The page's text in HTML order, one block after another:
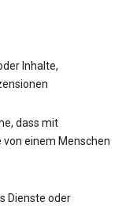
Inhalte,
dass mit
einem Menschen
Dienste oder